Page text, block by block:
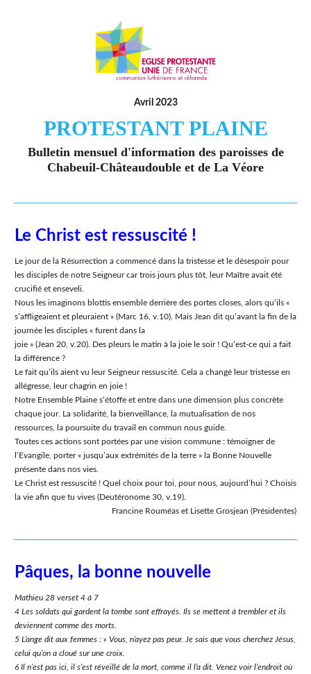
Avril 2023
PROTESTANT PLAINE
Bulletin mensuel d'information des paroisses de
Chabeuil-Châteaudouble et de La Véore
Le Christ est ressuscité !
Le jour de la Résurrection a commencé dans la tristesse et le désespoir pour
les disciples de notre Seigneur car trois jours plus tôt, leur Maître avait été
crucifié et enseveli.
Nous les imaginons blottis ensemble derrière des portes closes, alors quʼils «
sʼaffligeaient et pleuraient » (Marc 16, v.10). Mais Jean dit quʼavant la fin de la
journée les disciples « furent dans la
joie » (Jean 20, v.20). Des pleurs le matin à la joie le soir ! Quʼest-ce qui a fait
la différence ?
Le fait quʼils aient vu leur Seigneur ressuscité. Cela a changé leur tristesse en
allégresse, leur chagrin en joie !
Notre Ensemble Plaine sʼétoffe et entre dans une dimension plus concrète
chaque jour. La solidarité, la bienveillance, la mutualisation de nos
ressources, la poursuite du travail en commun nous guide.
Toutes ces actions sont portées par une vision commune : témoigner de
lʼEvangile, porter « jusquʼaux extrémités de la terre » la Bonne Nouvelle
présente dans nos vies.
Le Christ est ressuscité ! Quel choix pour toi, pour nous, aujourdʼhui ? Choisis
la vie afin que tu vives (Deutéronome 30, v.19).
Francine Rouméas et Lisette Grosjean (Présidentes)
Pâques, la bonne nouvelle
Mathieu 28 verset 4 à 7
4 Les soldats qui gardent la tombe sont effrayés. Ils se mettent à trembler et ils
deviennent comme des morts.
5 L’ange dit aux femmes : « Vous, n’ayez pas peur. Je sais que vous cherchez Jésus,
celui qu’on a cloué sur une croix.
6 Il n’est pas ici, il s’est réveillé de la mort, comme il l’a dit. Venez voir l’endroit où